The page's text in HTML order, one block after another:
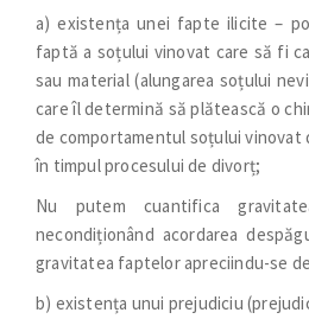
a) existența unei fapte ilicite –
faptă a soțului vinovat care să fi
sau material (alungarea soțului
care îl determină să plătească o
de comportamentul soțului vinovat
în timpul procesului de divorț;
Nu putem cuantifica
necondiționând acordarea
gravitatea faptelor apreciindu-se de
b) existența unui prejudiciu